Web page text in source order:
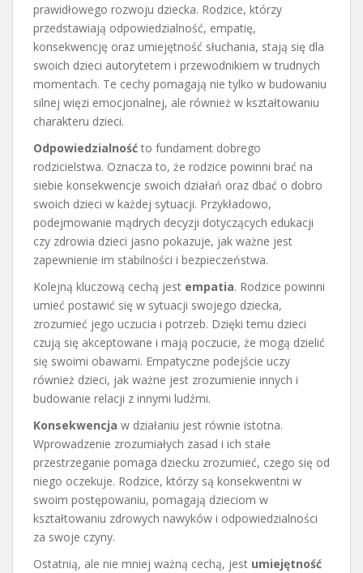
prawidłowego rozwoju dziecka. Rodzice, którzy
przedstawiają odpowiedzialność, empatię,
konsekwencję oraz umiejętność słuchania, stają się dla
swoich dzieci autorytetem i przewodnikiem w trudnych
momentach. Te cechy pomagają nie tylko w budowaniu
silnej więzi emocjonalnej, ale również w kształtowaniu
charakteru dzieci.
Odpowiedzialność to fundament dobrego
rodzicielstwa. Oznacza to, że rodzice powinni brać na
siebie konsekwencje swoich działań oraz dbać o dobro
swoich dzieci w każdej sytuacji. Przykładowo,
podejmowanie mądrych decyzji dotyczących edukacji
czy zdrowia dzieci jasno pokazuje, jak ważne jest
zapewnienie im stabilności i bezpieczeństwa.
Kolejną kluczową cechą jest empatia. Rodzice powinni
umieć postawić się w sytuacji swojego dziecka,
zrozumieć jego uczucia i potrzeb. Dzięki temu dzieci
czują się akceptowane i mają poczucie, że mogą dzielić
się swoimi obawami. Empatyczne podejście uczy
również dzieci, jak ważne jest zrozumienie innych i
budowanie relacji z innymi ludźmi.
Konsekwencja w działaniu jest równie istotna.
Wprowadzenie zrozumiałych zasad i ich stałe
przestrzeganie pomaga dziecku zrozumieć, czego się od
niego oczekuje. Rodzice, którzy są konsekwentni w
swoim postępowaniu, pomagają dzieciom w
kształtowaniu zdrowych nawyków i odpowiedzialności
za swoje czyny.
Ostatnią, ale nie mniej ważną cechą, jest umiejętność